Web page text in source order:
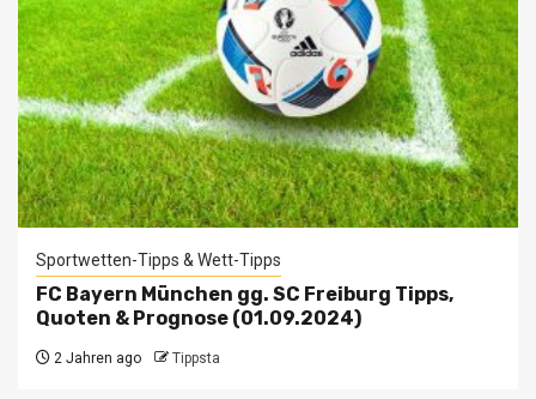
Sportwetten-Tipps & Wett-Tipps
FC Bayern München gg. SC Freiburg Tipps,
Quoten & Prognose (01.09.2024)
2 Jahren ago Tippsta